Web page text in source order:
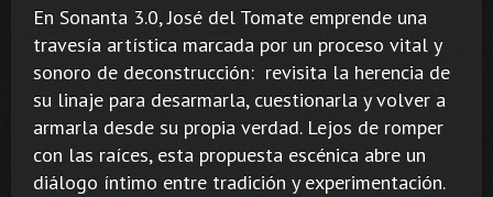
En Sonanta 3.0, José del Tomate emprende una
travesía artística marcada por un proceso vital y
sonoro de deconstrucción: revisita la herencia de
su linaje para desarmarla, cuestionarla y volver a
armarla desde su propia verdad. Lejos de romper
con las raíces, esta propuesta escénica abre un
diálogo íntimo entre tradición y experimentación.